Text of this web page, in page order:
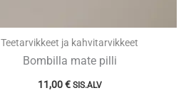
Teetarvikkeet ja kahvitarvikkeet
Bombilla mate pilli
11,00€ SIS.ALV